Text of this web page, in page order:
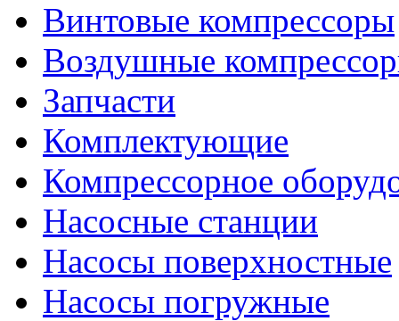
Винтовые компрессоры
Воздушные
Запчасти
Комплектующие
Компрессорное
Насосные станции
Насосы поверхностные
Насосы погружные